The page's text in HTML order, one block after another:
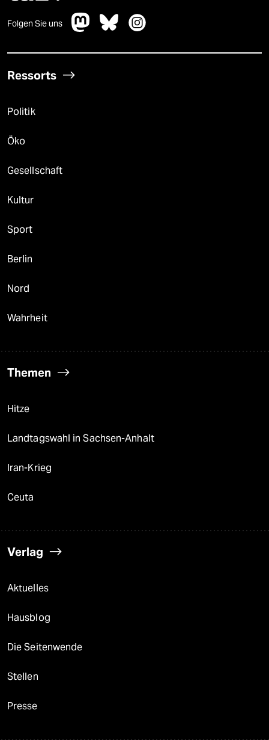
Folgen Sie uns
Ressorts
Politik
Öko
Gesellschaft
Kultur
Sport
Berlin
Nord
Wahrheit
Themen
Hitze
Landtagswahl in Sachsen-Anhalt
Iran-Krieg
Ceuta
Verlag
Aktuelles
Hausblog
Die Seitenwende
Stellen
Presse